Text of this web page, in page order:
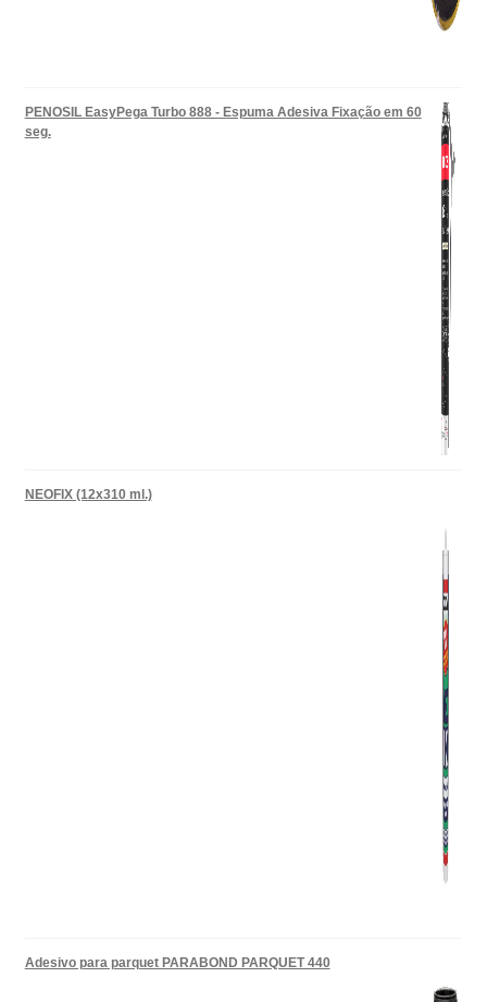
PENOSIL EasyPega Turbo 888 - Espuma Adesiva Fixação em 60
seg.
NEOFIX (12x310 ml.)
Adesivo para parquet PARABOND PARQUET 440